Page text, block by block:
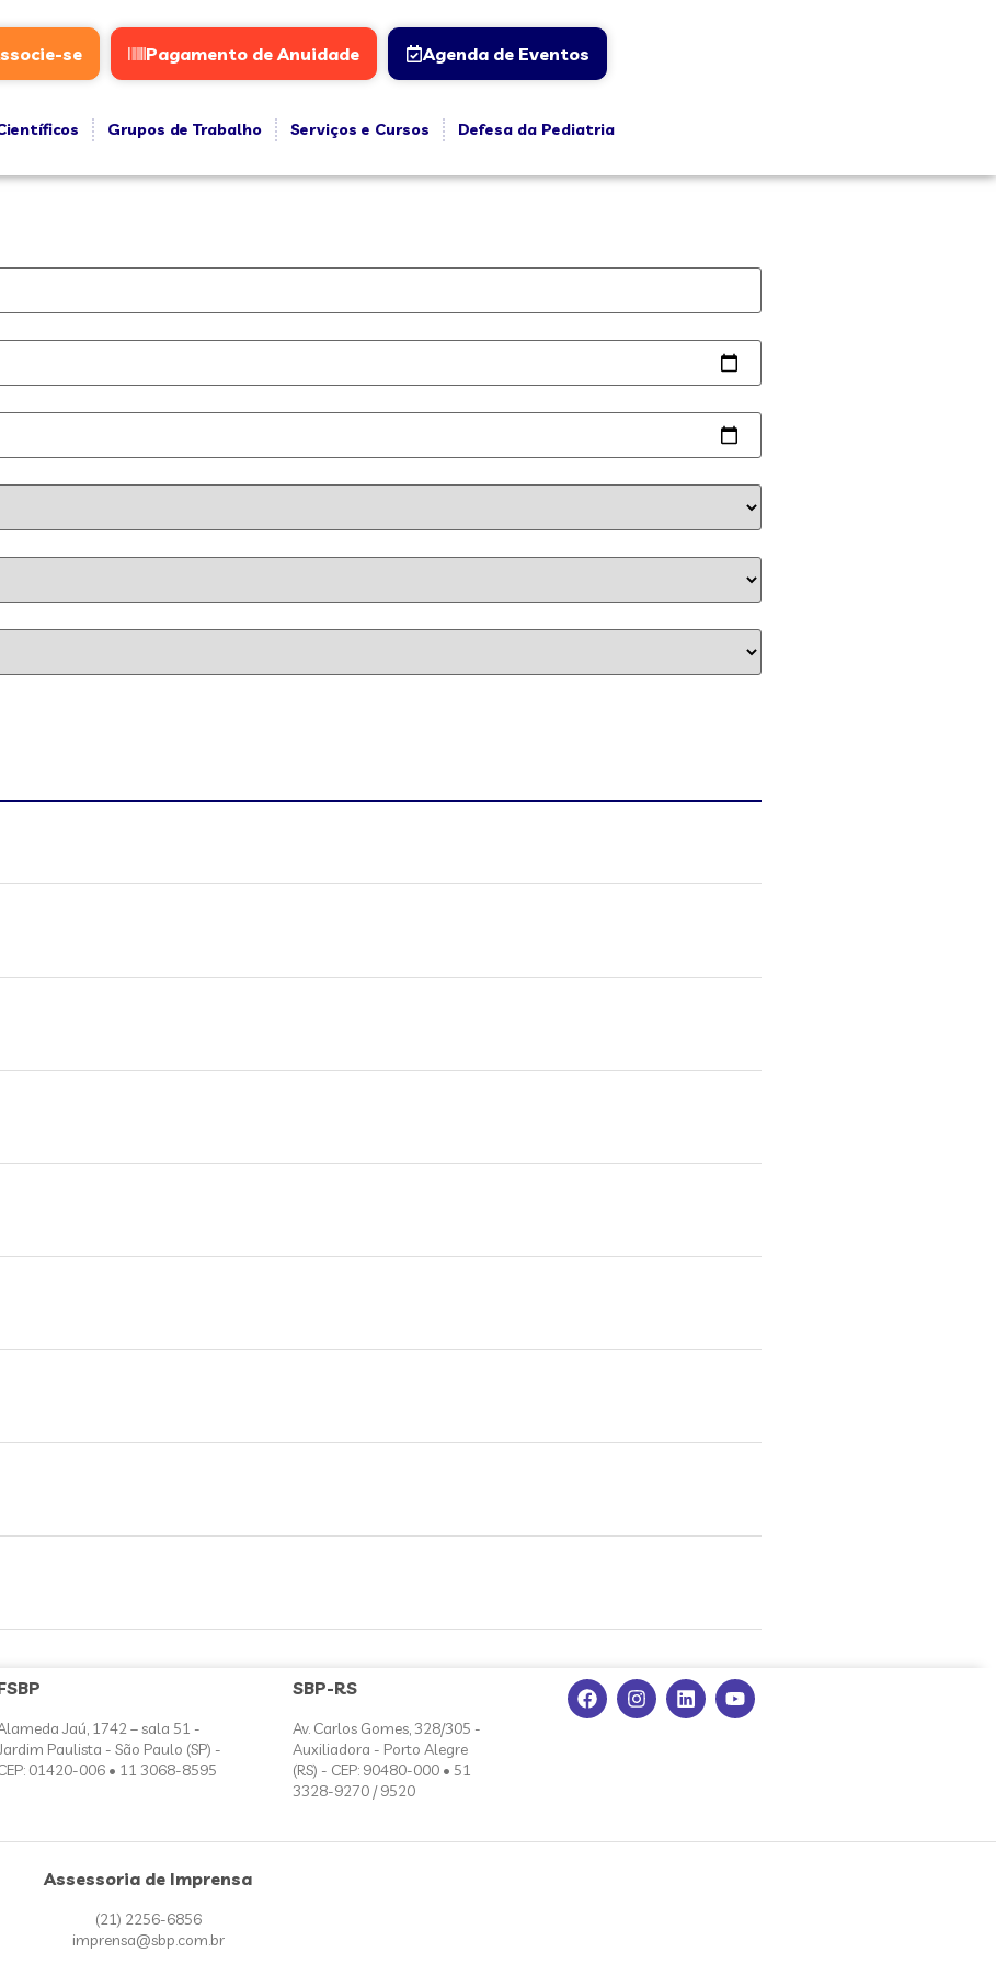
se Pagamento de Anuidade Agenda de Eventos
Grupos de Trabalho Serviços e Cursos
Defesa da Pediatria
Jaú, 1742 – sala 51 -
Paulista - São Paulo (SP) -
01420-006 • 11 3068-8595
SBP-RS
Av. Carlos Gomes, 328/305 -
Auxiliadora - Porto Alegre
(RS) - CEP: 90480-000 • 51
3328-9270 / 9520
Assessoria de Imprensa
(21) 2256-6856
imprensa@sbp.com.br